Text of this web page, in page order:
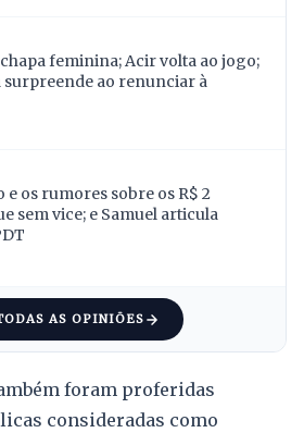
feminina; Acir volta ao jogo;
ao renunciar à
os rumores sobre os R$ 2
sem vice; e Samuel articula
AS OPINIÕES
foram proferidas
consideradas como